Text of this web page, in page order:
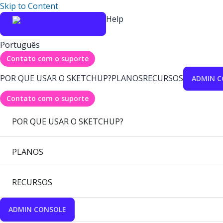
Skip to Content
Help
Português
Contato com o suporte
POR QUE USAR O SKETCHUP?PLANOSRECURSOS ADMIN
Contato com o suporte
POR QUE USAR O SKETCHUP?
PLANOS
RECURSOS
ADMIN CONSOLE